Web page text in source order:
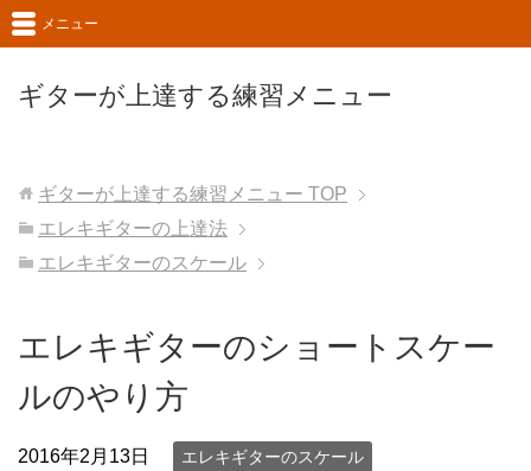
ギターが上達する練習メニュー
メニュー
ギターが上達する練習メニュー TOP
エレキギターの上達法
エレキギターのスケール
エレキギターのショートスケー
ルのやり方
2016年2月13日 エレキギターのスケール